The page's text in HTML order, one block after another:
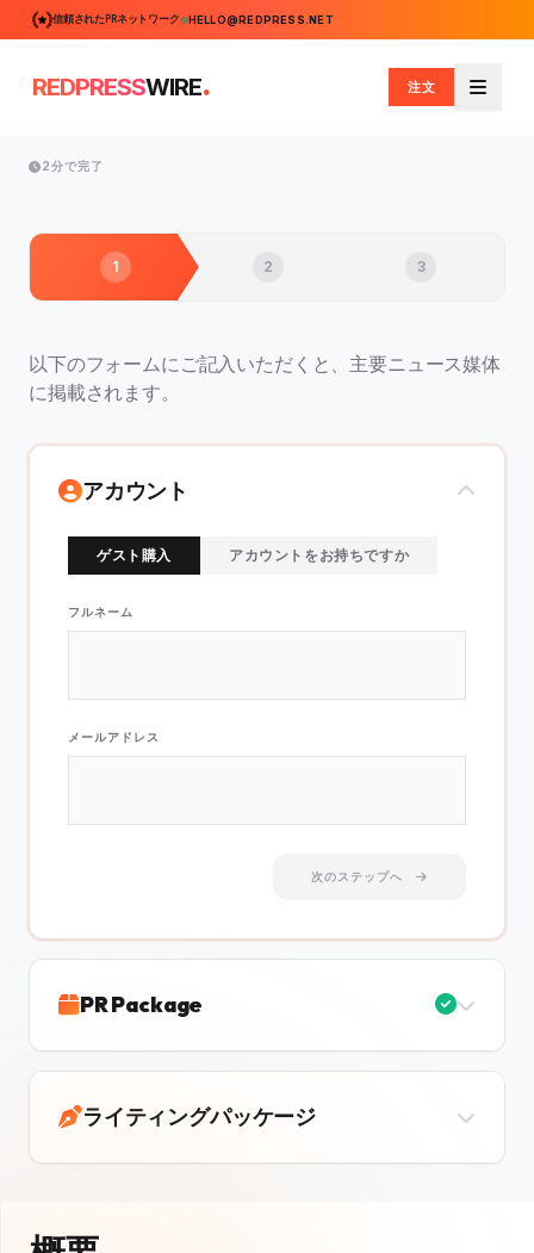
信頼されたPRネットワーク HELLO@REDPRESS.NET
REDPRESSWIRE. 注文
メニ
2分で完了
1 2 3
以下のフォームにご記入いただくと、主要ニュース媒体
に掲載されます。
アカウント
ゲスト購入 アカウントをお持ちですか
フルネーム
メールアドレス
次のステップへ
PR Package
ライティングパッケージ